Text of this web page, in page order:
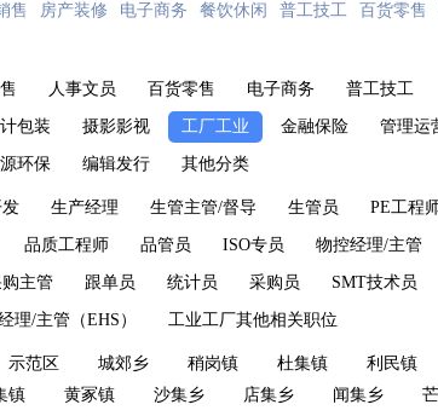
售 房产装修 电子商务 餐饮休闲 普工技工 百货零售
人事文员 百货零售 电子商务 普工技工
包装 摄影影视 工厂工业 金融保险 管理运
环保 编辑发行 其他分类
生产经理 生管主管/督导 生管员 PE工程
品质工程师 品管员 ISO专员 物控经理/主管
主管 跟单员 统计员 采购员 SMT技术员
理/主管（EHS） 工业工厂其他相关职位
示范区 城郊乡 稍岗镇 杜集镇 利民镇
镇 黄冢镇 沙集乡 店集乡 闻集乡